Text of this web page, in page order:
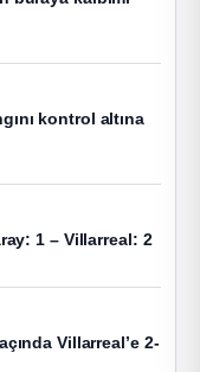
kontrol altına
1 – Villarreal: 2
Villarreal’e 2-